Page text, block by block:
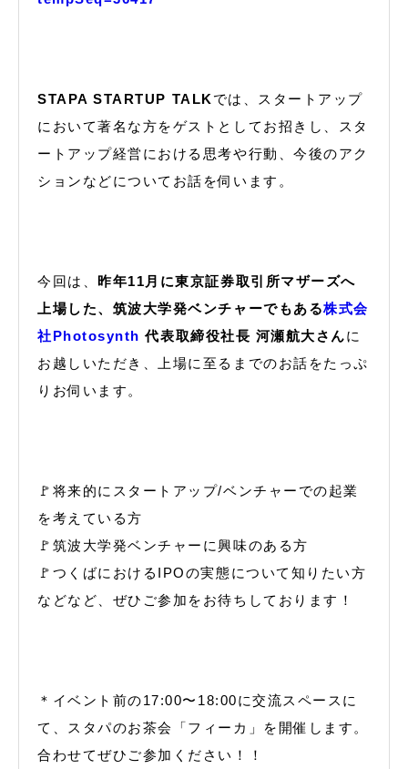
STAPA STARTUP TALK では、スタートアップ
において著名な方をゲストとしてお招きし、スタ
ートアップ経営における思考や行動、今後のアク
ションなどについてお話を伺います。
今回は、 昨年11月に東京証券取引所マザーズへ
上場した、筑波大学発ベンチャーでもある株式会
社Photosynth 代表取締役社長 河瀬航大さんに
お越しいただき、上場に至るまでのお話をたっぷ
りお伺います。
🚩将来的にスタートアップ/ベンチャーでの起業
を考えている方
🚩筑波大学発ベンチャーに興味のある方
🚩つくばにおけるIPOの実態について知りたい方
などなど、ぜひご参加をお待ちしております！
＊イベント前の17:00〜18:00に交流スペースに
て、スタパのお茶会「フィーカ」を開催します。
合わせてぜひご参加ください！！